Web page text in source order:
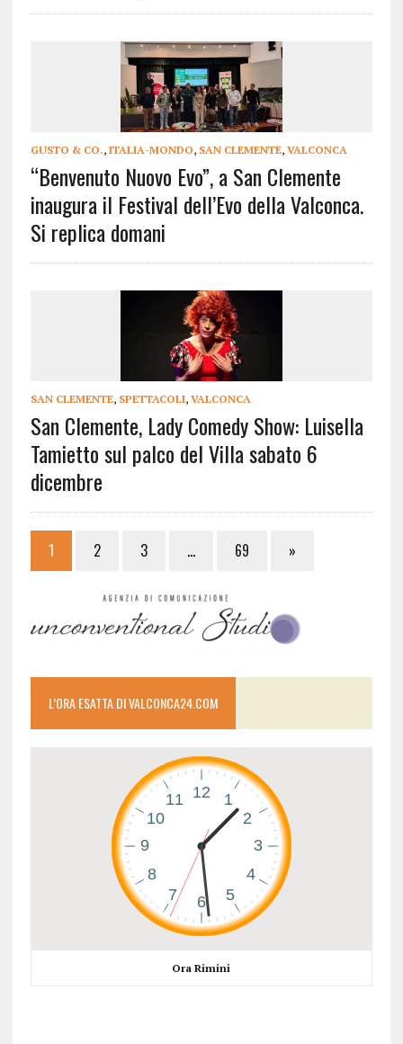
GUSTO & CO., ITALIA-MONDO, SAN CLEMENTE, VALCONCA
“Benvenuto Nuovo Evo”, a San Clemente
inaugura il Festival dell’Evo della Valconca.
Si replica domani
SAN CLEMENTE, SPETTACOLI, VALCONCA
San Clemente, Lady Comedy Show: Luisella
Tamietto sul palco del Villa sabato 6
dicembre
1 2 3 … 69 »
L’ORA ESATTA DI VALCONCA24.COM
Ora Rimini